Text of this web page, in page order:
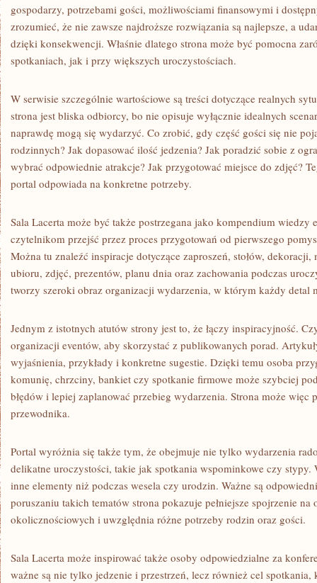
gospodarzy, potrzebami gości, możliwościami finansowymi i
zrozumieć, że nie zawsze najdroższe rozwiązania są najlepsze, a
dzięki konsekwencji. Właśnie dlatego strona może być pomocna
spotkaniach, jak i przy większych uroczystościach.
W serwisie szczególnie wartościowe są treści dotyczące realnych
strona jest bliska odbiorcy, bo nie opisuje wyłącznie idealnych
naprawdę mogą się wydarzyć. Co zrobić, gdy część gości się nie
rodzinnych? Jak dopasować ilość jedzenia? Jak poradzić sobie z
wybrać odpowiednie atrakcje? Jak przygotować miejsce do zdjęć?
portal odpowiada na konkretne potrzeby.
Sala Lacerta może być także postrzegana jako kompendium wiedzy
czytelnikom przejść przez proces przygotowań od pierwszego
Można tu znaleźć inspiracje dotyczące zaproszeń, stołów,
ubioru, zdjęć, prezentów, planu dnia oraz zachowania podczas
tworzy szeroki obraz organizacji wydarzenia, w którym każdy detal
Jednym z istotnych atutów strony jest to, że łączy inspiracyjność.
organizacji eventów, aby skorzystać z publikowanych porad.
wyjaśnienia, przykłady i konkretne sugestie. Dzięki temu osoba
komunię, chrzciny, bankiet czy spotkanie firmowe może szybciej
błędów i lepiej zaplanować przebieg wydarzenia. Strona może więc
przewodnika.
Portal wyróżnia się także tym, że obejmuje nie tylko wydarzenia
delikatne uroczystości, takie jak spotkania wspominkowe czy stypy.
inne elementy niż podczas wesela czy urodzin. Ważne są
poruszaniu takich tematów strona pokazuje pełniejsze spojrzenie na
okolicznościowych i uwzględnia różne potrzeby rodzin oraz gości.
Sala Lacerta może inspirować także osoby odpowiedzialne za
ważne są nie tylko jedzenie i przestrzeń, lecz również cel